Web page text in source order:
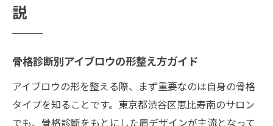
説
骨格診断別アイブロウの形整え方ガイド
アイブロウの形を整える際、まず重要なのは自身の骨格
タイプを知ることです。東京都渋谷区恵比寿南のサロン
でも、骨格診断をもとにした眉デザインが主流となって